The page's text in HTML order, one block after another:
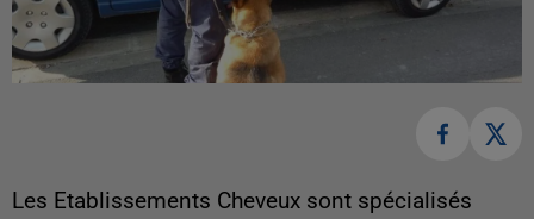
Les Etablissements Cheveux sont spécialisés